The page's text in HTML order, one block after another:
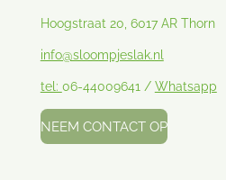
Hoogstraat 20, 6017 AR Thorn
info@sloompjeslak.nl
tel: 06-44009641 / Whatsapp
NEEM CONTACT OP